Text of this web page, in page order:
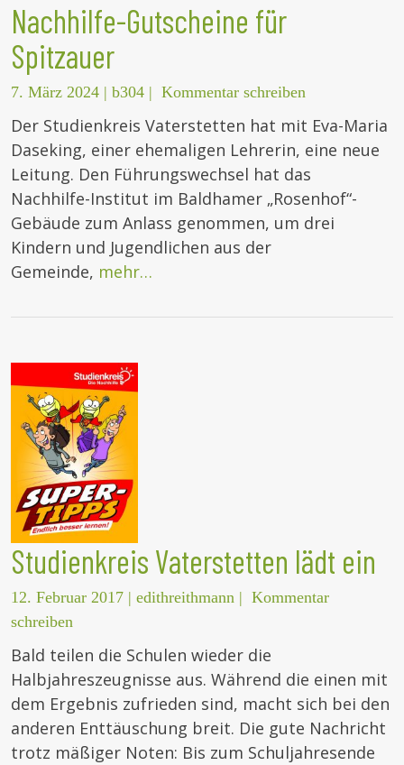
Nachhilfe-Gutscheine für
Spitzauer
7. März 2024 | b304 | Kommentar schreiben
Der Studienkreis Vaterstetten hat mit Eva-Maria
Daseking, einer ehemaligen Lehrerin, eine neue
Leitung. Den Führungswechsel hat das
Nachhilfe-Institut im Baldhamer „Rosenhof“-
Gebäude zum Anlass genommen, um drei
Kindern und Jugendlichen aus der
Gemeinde, mehr…
Studienkreis Vaterstetten lädt ein
12. Februar 2017 | edithreithmann | Kommentar
schreiben
Bald teilen die Schulen wieder die
Halbjahreszeugnisse aus. Während die einen mit
dem Ergebnis zufrieden sind, macht sich bei den
anderen Enttäuschung breit. Die gute Nachricht
trotz mäßiger Noten: Bis zum Schuljahresende